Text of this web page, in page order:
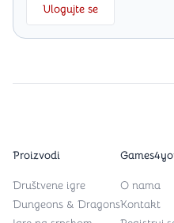
Ulogujte se
Proizvodi
Društvene igre
Dungeons & Dragons
O nama
Kontakt